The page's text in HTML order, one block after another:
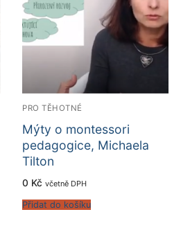
PRO TĚHOTNÉ
Mýty o montessori
pedagogice, Michaela
Tilton
0 Kč včetně DPH
Přidat do košíku